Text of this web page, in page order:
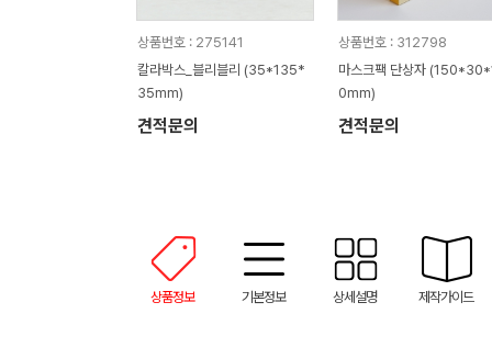
상품번호 : 275141
칼라박스_블리블리 (35*135*
35mm)
견적문의
상품번호 : 312798
마스크팩 단상자
0mm)
견적문의
상품정보 기본정보 상세설명 제작가이드